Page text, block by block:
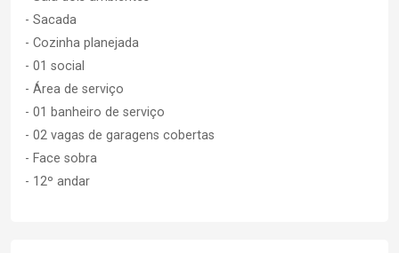
- Sacada
- Cozinha planejada
- 01 social
- Área de serviço
- 01 banheiro de serviço
- 02 vagas de garagens cobertas
- Face sobra
- 12º andar